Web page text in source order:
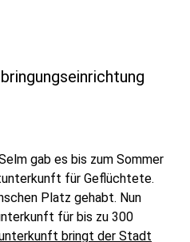
gab es bis zum Sommer
für Geflüchtete.
Platz gehabt. Nun
für bis zu 300
bringt der Stadt